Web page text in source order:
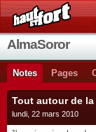
AlmaSoror
Notes Pages
Tout autour de
lundi, 22 mars 2010